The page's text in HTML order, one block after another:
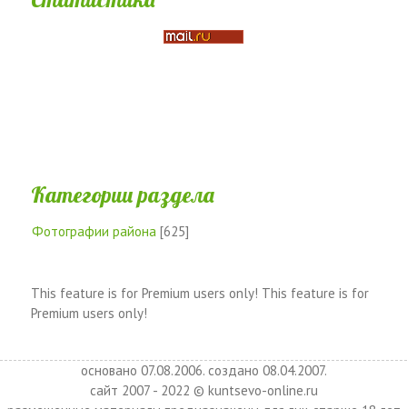
Категории раздела
Фотографии района [625]
This feature is for Premium users only! This feature is for
Premium users only!
основано 07.08.2006. создано 08.04.2007.
сайт 2007 - 2022 © kuntsevo-online.ru